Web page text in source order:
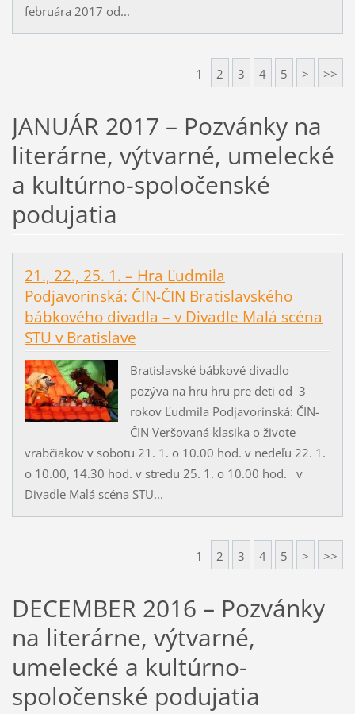
februára 2017 od...
1 2 3 4 5 > >>
JANUÁR 2017 – Pozvánky na
literárne, výtvarné, umelecké
a kultúrno-spoločenské
podujatia
21., 22., 25. 1. – Hra Ľudmila
Podjavorinská: ČIN-ČIN Bratislavského
bábkového divadla – v Divadle Malá scéna
STU v Bratislave
Bratislavské bábkové divadlo
pozýva na hru hru pre deti od 3
rokov Ľudmila Podjavorinská: ČIN-
ČIN Veršovaná klasika o živote
vrabčiakov v sobotu 21. 1. o 10.00 hod. v nedeľu 22. 1.
o 10.00, 14.30 hod. v stredu 25. 1. o 10.00 hod. v
Divadle Malá scéna STU...
1 2 3 4 5 > >>
DECEMBER 2016 – Pozvánky
na literárne, výtvarné,
umelecké a kultúrno-
spoločenské podujatia